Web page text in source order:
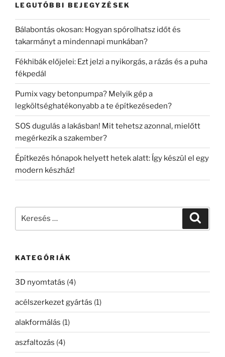
LEGUTÓBBI BEJEGYZÉSEK
Bálabontás okosan: Hogyan spórolhatsz időt és
takarmányt a mindennapi munkában?
Fékhibák előjelei: Ezt jelzi a nyikorgás, a rázás és a puha
fékpedál
Pumix vagy betonpumpa? Melyik gép a
legköltséghatékonyabb a te építkezéseden?
SOS dugulás a lakásban! Mit tehetsz azonnal, mielőtt
megérkezik a szakember?
Építkezés hónapok helyett hetek alatt: Így készül el egy
modern készház!
KATEGÓRIÁK
3D nyomtatás (4)
acélszerkezet gyártás (1)
alakformálás (1)
aszfaltozás (4)